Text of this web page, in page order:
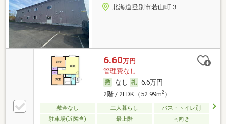
北海道登別市若山町３
6.60万円
管理費なし
なし
6.6万円
2階 / 2LDK（52.99m2）
敷金なし 二人暮らし
バス・トイレ別
駐車場(近隣含)
最上階 南向き